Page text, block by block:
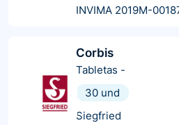
INVIMA 2019M-
Corbis
Tabletas -
30 und
Siegfried